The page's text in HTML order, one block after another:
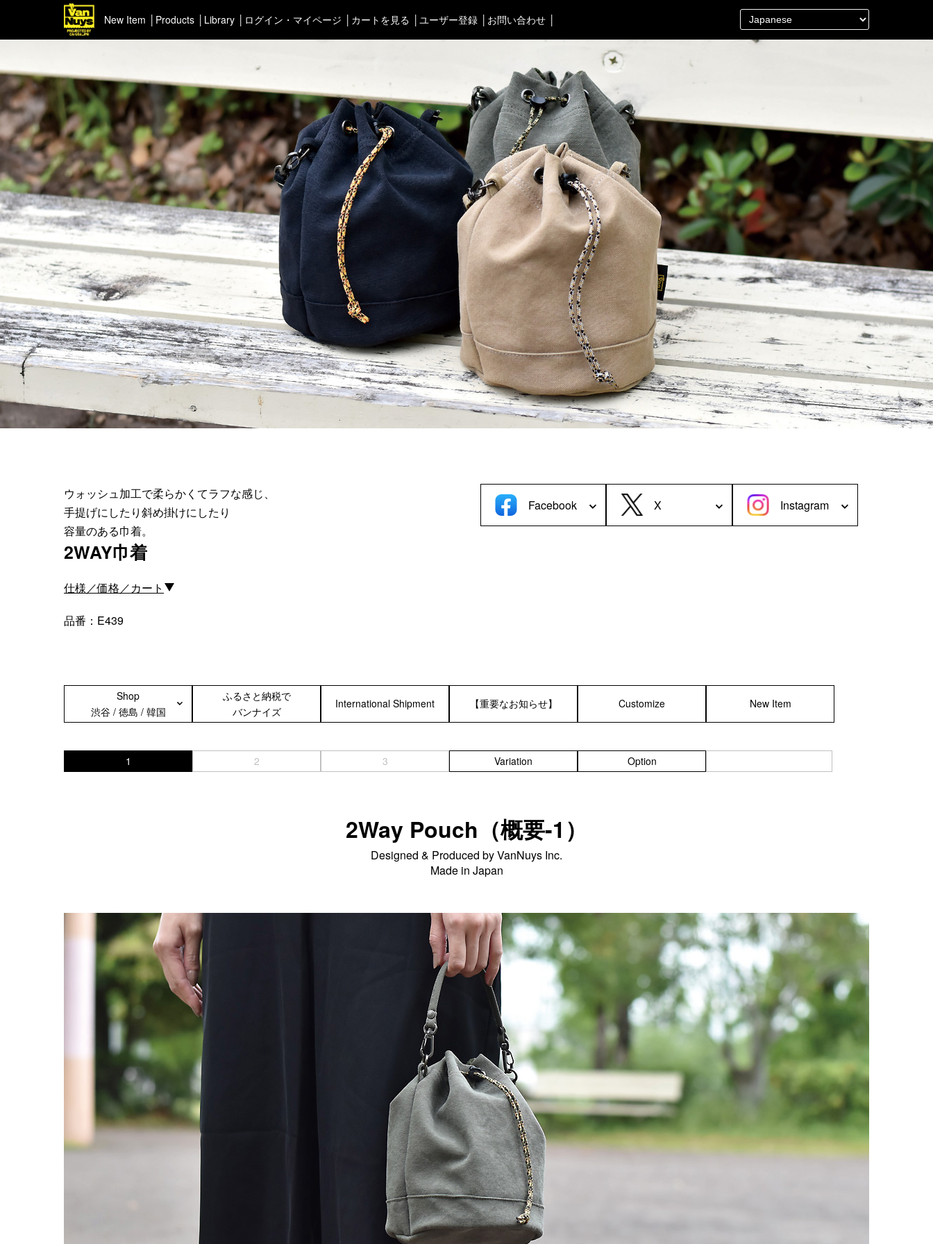
New Item Products
ハイエンドシリーズ
ライトネスシリーズ
カスタマイズ
新商品（BackNumber）
時計ホルダー
VN301
カスタムバッグ
デジアナ格納庫
FreeFree トート
ちょっとミリタリー
カスタムパーツ
コピーノート
ふわふわケース
イヤフォンケース など／汎用
Astell&Kern
SONY
Cayin
Other
ビジネスバッグ
リュック／バックパック
ショルダーバッグ
斜めがけショルダーバッグ
サブバッグ／ウエストバッグ
バッグインバッグ
トートバッグ
ボストンバッグ
カメラバッグ
ステーショナリー
便利なアタッチメント／パーツ
ショルダーベルト／パット
ストラップ／ネックストラップ
カメラ用ストラップ
キーケース／キーホルダー
スマートキーケース
車／自転車／バイク
マスク関連商品
＜スマートフォンケース＞
iPhone17 Pro Max／iPhone17 Pro
iPhone16 Pro Max／iPhone15 Pro
iPhone15
Galaxy
XPERIA
Other
＜PC／タブレットケース＞
iPad
MacBook
＜デジカメケース＞
SONY
Canon
Nikon
＜Case＞
予備バッテリー／電源ケース
ボトルホルダー／傘ケース
電子タバコ／タバコケース
Library
レディースショップ
即納ショップ
訳あり＆アウトレットShop
ブランドストーリー
スタッフブログ
ログイン・マイページ カートを見る ユーザー登録 お問い合わせ
ウォッシュ加工で柔らかくてラフな感じ、
手提げにしたり斜め掛けにしたり
容量のある巾着。
2WAY巾着
仕様／価格／カート
品番：E439
Facebook X Instagram
Shop
渋谷 / 徳島 / 韓国
ふるさと納税で
バンナイズ
International Shipment 【重要なお知らせ】 Customize New Item
1 2 3 Variation Option
2Way Pouch（概要-1）
Designed & Produced by VanNuys Inc.
Made in Japan